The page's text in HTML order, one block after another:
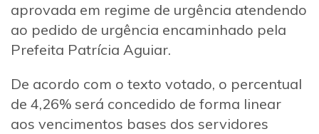
aprovada em regime de urgência atendendo
ao pedido de urgência encaminhado pela
Prefeita Patrícia Aguiar.
De acordo com o texto votado, o percentual
de 4,26% será concedido de forma linear
aos vencimentos bases dos servidores